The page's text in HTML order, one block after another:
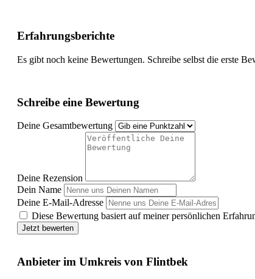
Erfahrungsberichte
Es gibt noch keine Bewertungen. Schreibe selbst die erste
Schreibe eine Bewertung
Deine Gesamtbewertung
Deine Rezension
Dein Name
Deine E-Mail-Adresse
Diese Bewertung basiert auf meiner persönlichen
Jetzt bewerten
Anbieter im Umkreis von Flintbek